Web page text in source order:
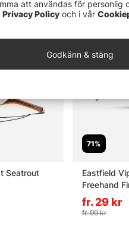
Seatrout
71%
Eastfield
Freehand
fr. 29 kr
fr. 99 kr
att användas för personlig
Privacy Policy och i vår
Godkänn & stäng